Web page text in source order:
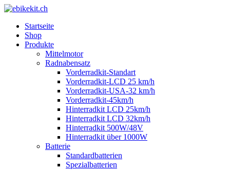
Startseite
Shop
Produkte
Mittelmotor
Radnabensatz
Vorderradkit-Standart
Vorderradkit-LCD 25 km/h
Vorderradkit-USA-32 km/h
Vorderradkit-45km/h
Hinterradkit LCD 25km/h
Hinterradkit LCD 32km/h
Hinterradkit 500W/48V
Hinterradkit über 1000W
Batterie
Standardbatterien
Spezialbatterien